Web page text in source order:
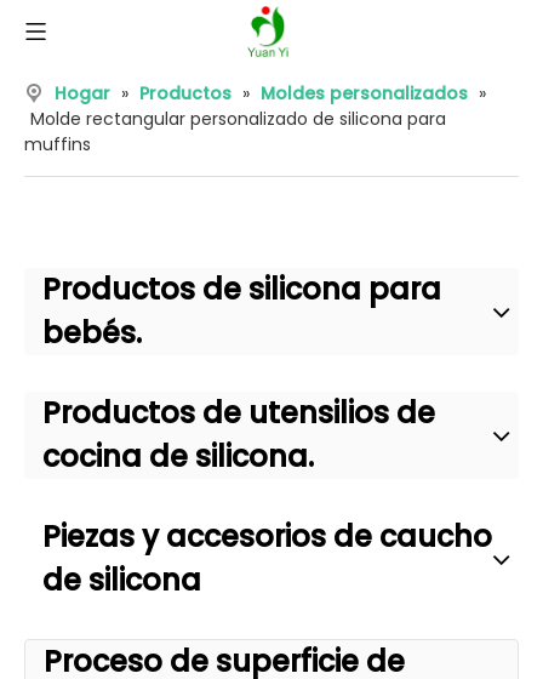
Hogar » Productos » Moldes personalizados »
Molde rectangular personalizado de silicona para
muffins
Productos de silicona para
bebés.
Productos de utensilios de
cocina de silicona.
Piezas y accesorios de caucho
de silicona
Proceso de superficie de